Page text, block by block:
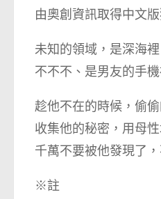
由奧創資訊取得中文
未知的領域，是深海
不不不、是男友的手機
趁他不在的時候，偷偷
收集他的秘密，用母
千萬不要被他發現了
※註